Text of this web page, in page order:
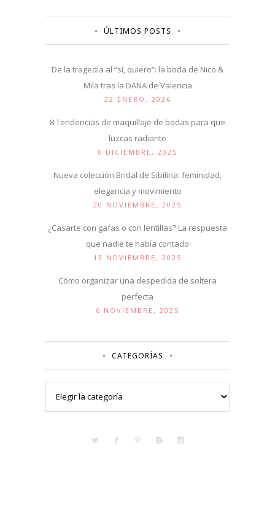
ÚLTIMOS POSTS
De la tragedia al “sí, quiero”: la boda de Nico &
Mila tras la DANA de Valencia
22 ENERO, 2026
8 Tendencias de maquillaje de bodas para que
luzcas radiante
6 DICIEMBRE, 2025
Nueva colección Bridal de Sibilina: feminidad,
elegancia y movimiento
20 NOVIEMBRE, 2025
¿Casarte con gafas o con lentillas? La respuesta
que nadie te había contado
13 NOVIEMBRE, 2025
Cómo organizar una despedida de soltera
perfecta
6 NOVIEMBRE, 2025
CATEGORÍAS